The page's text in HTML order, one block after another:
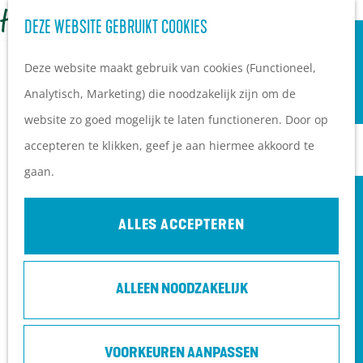
DEZE WEBSITE GEBRUIKT COOKIES
Deze website maakt gebruik van cookies (Functioneel,
Analytisch, Marketing) die noodzakelijk zijn om de
website zo goed mogelijk te laten functioneren. Door op
accepteren te klikken, geef je aan hiermee akkoord te
gaan.
ALLES ACCEPTEREN
ALLEEN NOODZAKELIJK
VOORKEUREN AANPASSEN
G
o
e
Z
e
k
e
n
e
n
u
Vakantieparken
Hotels
B&B's
bezoekers
Arrangementen en acties
Blogs over de Heuvelrug
Praktische informatie
Hoe kom ik op de